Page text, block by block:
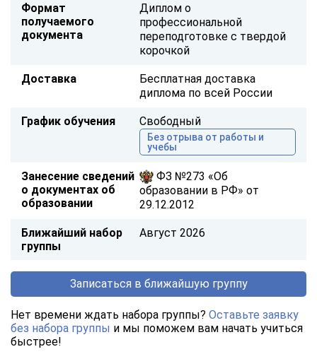
Формат
получаемого
документа
Диплом о
профессиональной
переподготовке с твердой
корочкой
Доставка
Бесплатная доставка
диплома по всей России
График обучения Свободный
Без отрыва от работы и
учебы
Занесение сведений
о документах об
образовании
ФЗ №273 «Об
образовании в РФ» от
29.12.2012
Ближайший набор
группы
Август 2026
Записаться в ближайшую группу
Нет времени ждать набора группы? Оставьте заявку
без набора группы и мы поможем вам начать учиться
быстрее!